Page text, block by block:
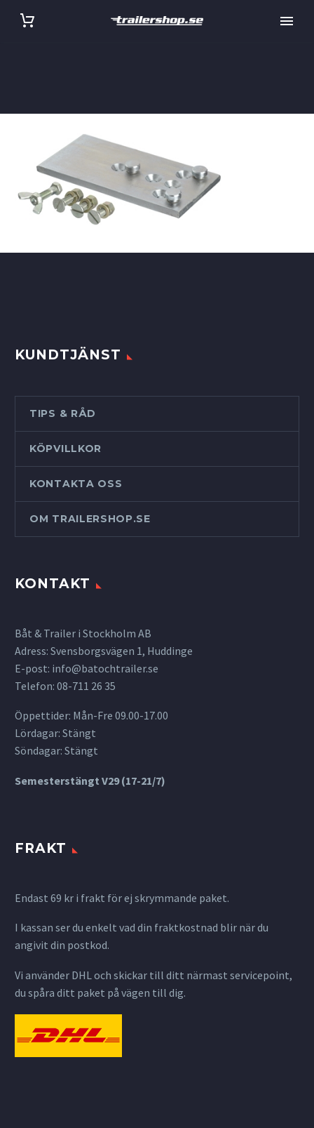
KUNDTJÄNST
TIPS & RÅD
KÖPVILLKOR
KONTAKTA OSS
OM TRAILERSHOP.SE
KONTAKT
Båt & Trailer i Stockholm AB
Adress: Svensborgsvägen 1, Huddinge
E-post: info@batochtrailer.se
Telefon: 08-711 26 35
Öppettider: Mån-Fre 09.00-17.00
Lördagar: Stängt
Söndagar: Stängt
Semesterstängt V29 (17-21/7)
FRAKT
Endast 69 kr i frakt för ej skrymmande paket.
I kassan ser du enkelt vad din fraktkostnad blir när du
angivit din postkod.
Vi använder DHL och skickar till ditt närmast servicepoint,
du spåra ditt paket på vägen till dig.